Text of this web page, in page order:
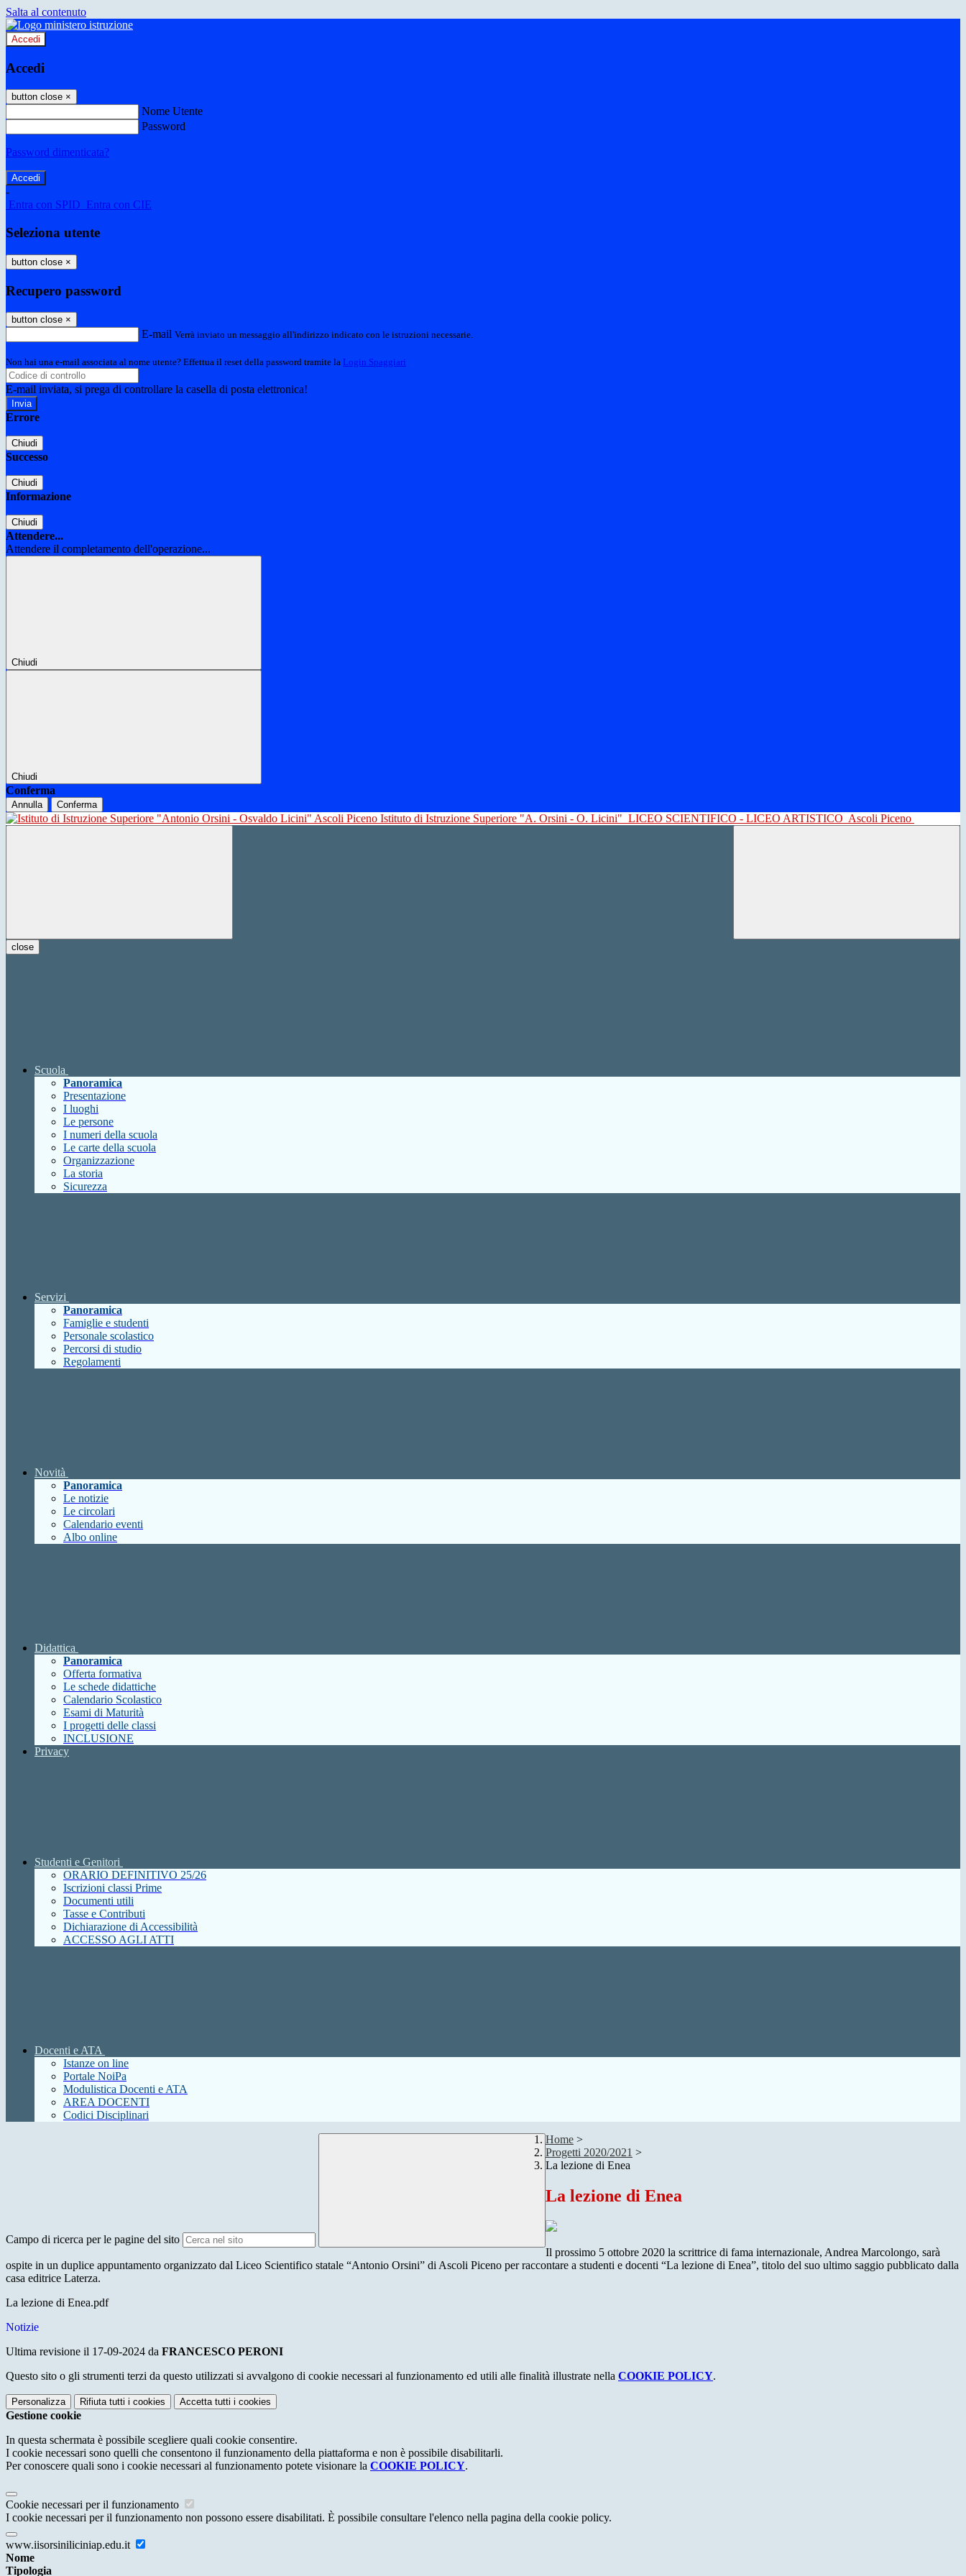
Salta al contenuto
Accedi
Accedi
button close ×
Nome Utente
Password
Password dimenticata?
-
Entra con SPID Entra con CIE
Seleziona utente
button close ×
Recupero password
button close ×
E-mail Verrà inviato un messaggio all'indirizzo indicato con le istruzioni necessarie.
Non hai una e-mail associata al nome utente? Effettua il reset della password tramite la Login Spaggiari
E-mail inviata, si prega di controllare la casella di posta elettronica!
Errore
Chiudi
Successo
Chiudi
Informazione
Chiudi
Attendere...
Attendere il completamento dell'operazione...
Chiudi
Chiudi
Conferma
Annulla Conferma
Istituto di Istruzione Superiore "A. Orsini - O. Licini" LICEO SCIENTIFICO - LICEO ARTISTICO Ascoli Piceno
close
Scuola
Panoramica
Presentazione
I luoghi
Le persone
I numeri della scuola
Le carte della scuola
Organizzazione
La storia
Sicurezza
Servizi
Panoramica
Famiglie e studenti
Personale scolastico
Percorsi di studio
Regolamenti
Novità
Panoramica
Le notizie
Le circolari
Calendario eventi
Albo online
Didattica
Panoramica
Offerta formativa
Le schede didattiche
Calendario Scolastico
Esami di Maturità
I progetti delle classi
INCLUSIONE
Privacy
Studenti e Genitori
ORARIO DEFINITIVO 25/26
Iscrizioni classi Prime
Documenti utili
Tasse e Contributi
Dichiarazione di Accessibilità
ACCESSO AGLI ATTI
Docenti e ATA
Istanze on line
Portale NoiPa
Modulistica Docenti e ATA
AREA DOCENTI
Codici Disciplinari
Campo di ricerca per le pagine del sito
Home >
Progetti 2020/2021 >
La lezione di Enea
La lezione di Enea
Il prossimo 5 ottobre 2020 la scrittrice di fama internazionale, Andrea Marcolongo, sarà
ospite in un duplice appuntamento organizzato dal Liceo Scientifico statale “Antonio Orsini” di Ascoli Piceno per raccontare a studenti e docenti “La lezione di Enea”, titolo del suo ultimo saggio pubblicato dalla
casa editrice Laterza.
La lezione di Enea.pdf
Notizie
Ultima revisione il 17-09-2024 da FRANCESCO PERONI
Questo sito o gli strumenti terzi da questo utilizzati si avvalgono di cookie necessari al funzionamento ed utili alle finalità illustrate nella COOKIE POLICY.
Personalizza Rifiuta tutti i cookies Accetta tutti i cookies
Gestione cookie
In questa schermata è possibile scegliere quali cookie consentire.
I cookie necessari sono quelli che consentono il funzionamento della piattaforma e non è possibile disabilitarli.
Per conoscere quali sono i cookie necessari al funzionamento potete visionare la COOKIE POLICY.
Cookie necessari per il funzionamento
I cookie necessari per il funzionamento non possono essere disabilitati. È possibile consultare l'elenco nella pagina della cookie policy.
www.iisorsiniliciniap.edu.it
Nome
Tipologia